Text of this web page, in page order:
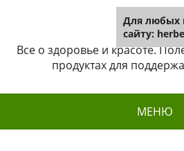
Все о здоровье и красоте.
продуктах для
МЕНЮ
Для любых
сайту: